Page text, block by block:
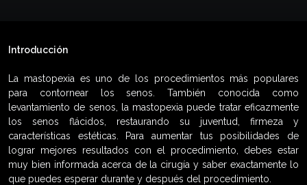
Introducción
La mastopexia es uno de los procedimientos más populares
para contornear los senos. También conocida como
levantamiento de senos, la mastopexia puede tratar eficazmente
los senos flácidos, restaurando su juventud, firmeza y
características estéticas. Para aumentar tus posibilidades de
lograr mejores resultados con el procedimiento, debes estar
muy bien informada acerca de la cirugía y saber exactamente lo
que puedes esperar durante y después del procedimiento.